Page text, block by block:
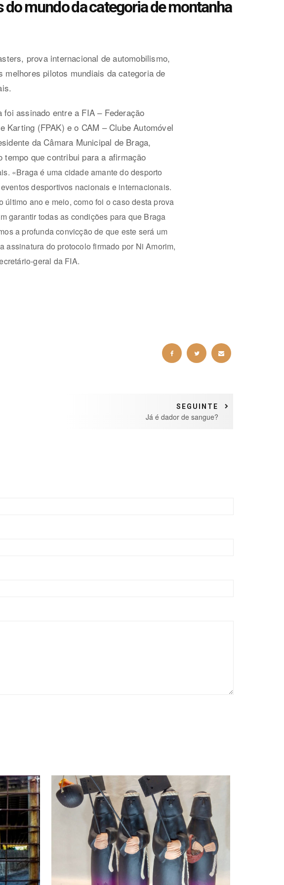
do mundo da categoria de montanha
prova internacional de automobilismo,
pilotos mundiais da categoria de
assinado entre a FIA – Federação
Karting (FPAK) e o CAM – Clube Automóvel
da Câmara Municipal de Braga,
que contribui para a afirmação
«Braga é uma cidade amante do desporto
desportivos nacionais e internacionais.
ano e meio, como foi o caso desta prova
garantir todas as condições para que Braga
a profunda convicção de que este será um
assinatura do protocolo firmado por Ni Amorim,
geral da FIA.
SEGUINTE
Já é dador de sangue?